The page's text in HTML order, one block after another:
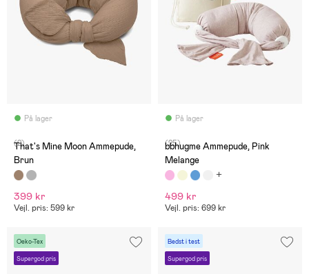
På lager
(2)
That's Mine Moon Ammepude,
Brun
399 kr
Vejl. pris: 599 kr
På lager
(25)
bbhugme Ammepude, Pink
Melange
499 kr
Vejl. pris: 699 kr
Oeko-Tex
Supergod pris
Bedst i test
Supergod pris